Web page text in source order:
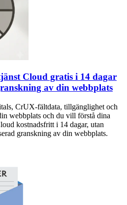
Cloud gratis i 14 dagar
av din webbplats
CrUX-fältdata, tillgänglighet och
webbplats och du vill förstå dina
kostnadsfritt i 14 dagar, utan
granskning av din webbplats.